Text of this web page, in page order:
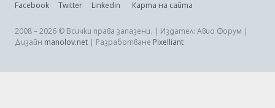
Facebook Twitter Linkedin Карта на сайта
2008 – 2026 © Всички права запазени. | Издател: Авио Форум |
Дизайн manolov.net | Разработване Pixelliant